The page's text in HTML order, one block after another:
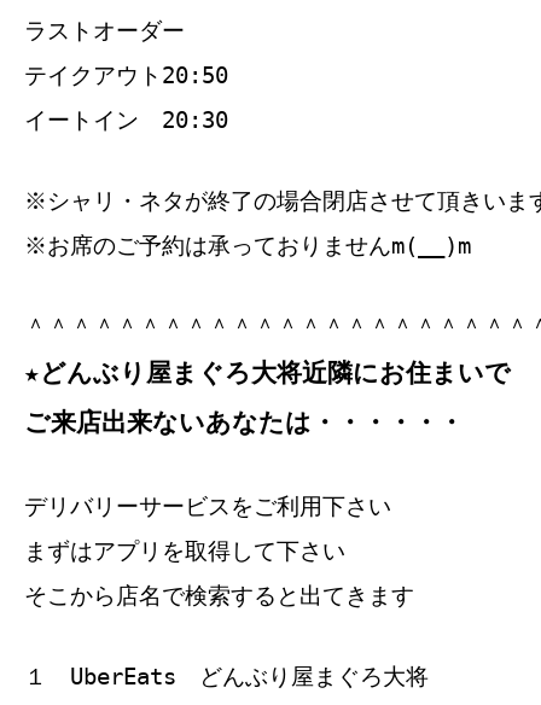
ラストオーダー
テイクアウト20:50
イートイン 20:30
※シャリ・ネタが終了の場合閉店させて頂きいま
※お席のご予約は承っておりませんm(__)m
＾＾＾＾＾＾＾＾＾＾＾＾＾＾＾＾＾＾＾＾＾
★どんぶり屋まぐろ大将近隣にお住まいで
ご来店出来ないあなたは・・・・・・
デリバリーサービスをご利用下さい
まずはアプリを取得して下さい
そこから店名で検索すると出てきます
１ UberEats どんぶり屋まぐろ大将